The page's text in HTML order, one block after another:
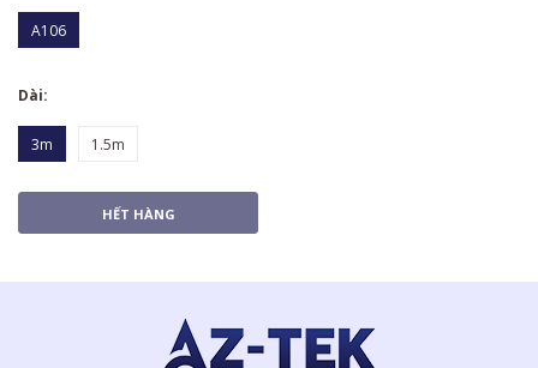
A106
Dài:
3m 1.5m
HẾT HÀNG